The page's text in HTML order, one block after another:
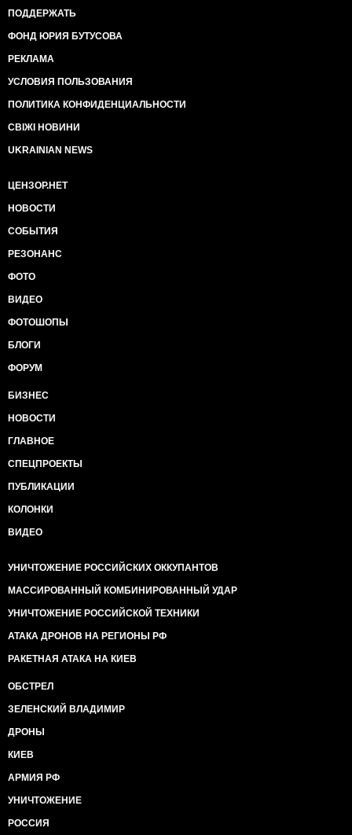
ПОДДЕРЖАТЬ
ФОНД ЮРИЯ БУТУСОВА
РЕКЛАМА
УСЛОВИЯ ПОЛЬЗОВАНИЯ
ПОЛИТИКА КОНФИДЕНЦИАЛЬНОСТИ
СВІЖІ НОВИНИ
UKRAINIAN NEWS
ЦЕНЗОР.НЕТ
НОВОСТИ
СОБЫТИЯ
РЕЗОНАНС
ФОТО
ВИДЕО
ФОТОШОПЫ
БЛОГИ
ФОРУМ
БИЗНЕС
НОВОСТИ
ГЛАВНОЕ
СПЕЦПРОЕКТЫ
ПУБЛИКАЦИИ
КОЛОНКИ
ВИДЕО
УНИЧТОЖЕНИЕ РОССИЙСКИХ ОККУПАНТОВ
МАССИРОВАННЫЙ КОМБИНИРОВАННЫЙ УДАР
УНИЧТОЖЕНИЕ РОССИЙСКОЙ ТЕХНИКИ
АТАКА ДРОНОВ НА РЕГИОНЫ РФ
РАКЕТНАЯ АТАКА НА КИЕВ
ОБСТРЕЛ
ЗЕЛЕНСКИЙ ВЛАДИМИР
ДРОНЫ
КИЕВ
АРМИЯ РФ
УНИЧТОЖЕНИЕ
РОССИЯ